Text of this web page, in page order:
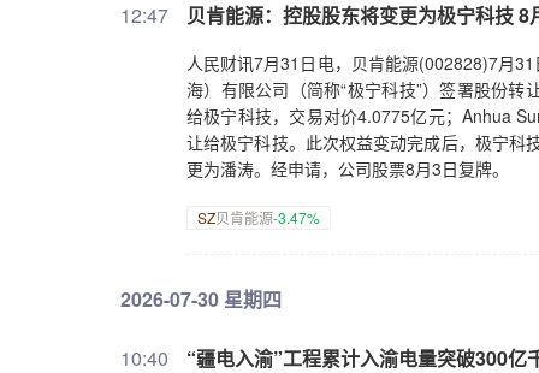
12:47 贝肯能源：控股股东将变更为极宁科技 8
人民财讯7月31日电，贝肯能源(002828)7月
海）有限公司（简称“极宁科技”）签署股份
给极宁科技，交易对价4.0775亿元；Anhua
让给极宁科技。此次权益变动完成后，极宁科
更为潘涛。经申请，公司股票8月3日复牌。
SZ贝肯能源-3.47%
2026-07-30 星期四
10:40 “疆电入渝”工程累计入渝电量突破300亿